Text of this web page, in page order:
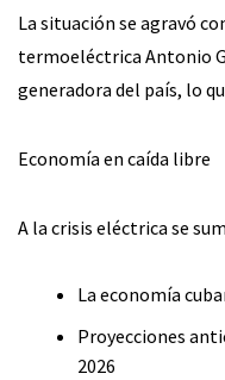
La situación se agravó
termoeléctrica Antonio
generadora del país, lo
Economía en caída libre
A la crisis eléctrica se
La economía
Proyecciones
2026